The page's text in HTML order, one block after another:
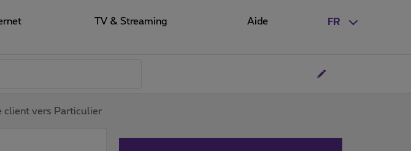
FR
TV & Streaming Aide
client vers Particulier